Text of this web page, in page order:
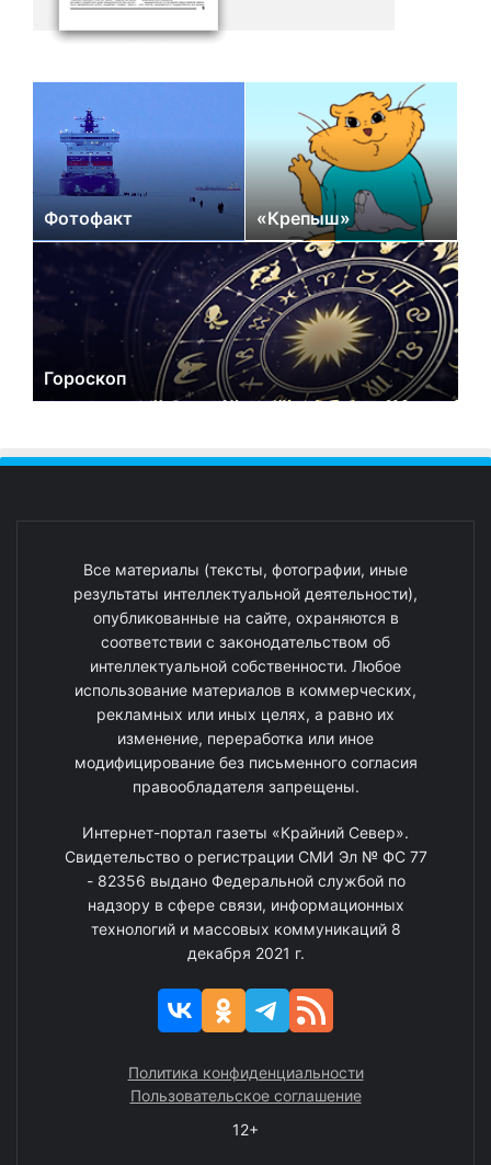
Фотофакт «Крепыш»
Гороскоп
Все материалы (тексты, фотографии, иные
результаты интеллектуальной деятельности),
опубликованные на сайте, охраняются в
соответствии с законодательством об
интеллектуальной собственности. Любое
использование материалов в коммерческих,
рекламных или иных целях, а равно их
изменение, переработка или иное
модифицирование без письменного согласия
правообладателя запрещены.
Интернет-портал газеты «Крайний Север».
Свидетельство о регистрации СМИ Эл № ФС 77
- 82356 выдано Федеральной службой по
надзору в сфере связи, информационных
технологий и массовых коммуникаций 8
декабря 2021 г.
Политика конфиденциальности
Пользовательское соглашение
12+